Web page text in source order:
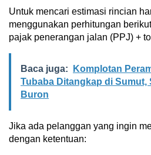
Untuk mencari estimasi rincian
menggunakan perhitungan
pajak penerangan jalan (PPJ) +
Baca juga:
Komplotan
Tubaba Ditangkap di Sumut,
Buron
Jika ada pelanggan yang ingin
dengan ketentuan: